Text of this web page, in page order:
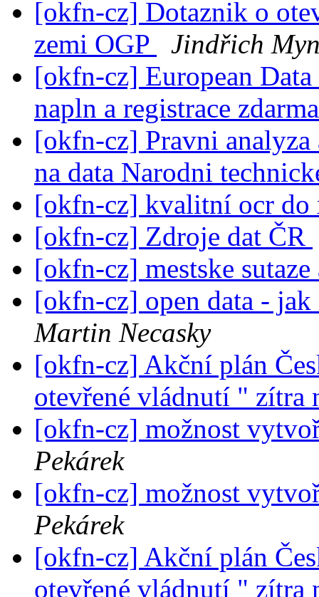
[okfn-cz] Dotaznik o
zemi OGP
Jindřich
[okfn-cz] European
napln a registrace
[okfn-cz] Pravni
na data Narodni
[okfn-cz] kvalitní ocr
[okfn-cz] Zdroje dat ČR
[okfn-cz] mestske
[okfn-cz] open data -
Martin Necasky
[okfn-cz] Akční plán
otevřené vládnutí " zítra
[okfn-cz] možnost
Pekárek
[okfn-cz] možnost
Pekárek
[okfn-cz] Akční plán
otevřené vládnutí " zítra